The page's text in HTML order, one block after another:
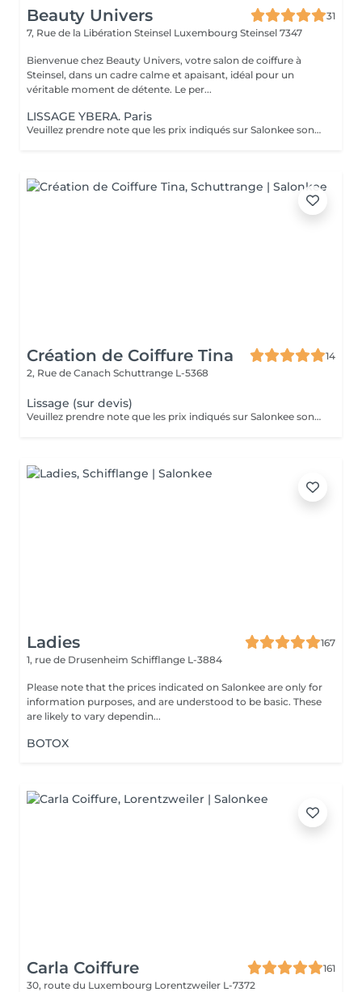
Beauty Univers
31
7, Rue de la Libération Steinsel Luxembourg Steinsel 7347
Bienvenue chez Beauty Univers, votre salon de coiffure à
Steinsel, dans un cadre calme et apaisant, idéal pour un
véritable moment de détente. Le per...
LISSAGE YBERA. Paris
Veuillez prendre note que les prix indiqués sur Salonkee sont communiqués à titre informatif et s'entendent de base. Ces derniers sont susceptibles de varier selon le diagnostic réalisé à votre arrivée au salon et l'expertise du professionnel à qui vous confiez votre beauté. Dans tous les cas, un devis précis vous sera proposé et toutes réalisations de prestations seront effectuées avec votre accord. Un grand merci d'avance pour votre compréhension. Au plaisir de vous revoir très vite.
Création de Coiffure Tina
14
2, Rue de Canach Schuttrange L-5368
Lissage (sur devis)
Veuillez prendre note que les prix indiqués sur Salonkee sont communiqués à titre informatif et s'entendent de base. Ces derniers sont susceptibles de varier selon le diagnostic réalisé à votre arrivée au salon et l'expertise du professionnel à qui vous confiez votre beauté. Dans tous les cas, un devis précis vous sera proposé et toutes réalisations de prestations seront effectuées avec votre accord. Un grand merci d'avance pour votre compréhension. Au plaisir de vous recevoir très vite.
Ladies
167
1, rue de Drusenheim Schifflange L-3884
Please note that the prices indicated on Salonkee are only for
information purposes, and are understood to be basic. These
are likely to vary dependin...
BOTOX
Carla Coiffure
161
30, route du Luxembourg Lorentzweiler L-7372